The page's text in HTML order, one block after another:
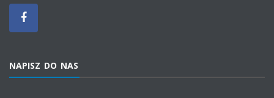
NAPISZ DO NAS